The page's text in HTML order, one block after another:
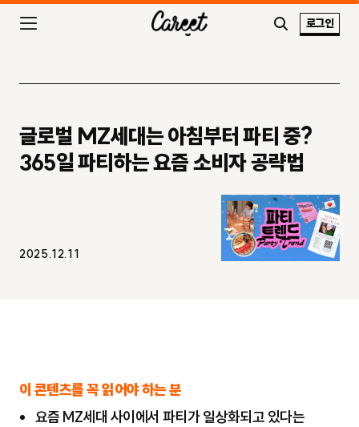
로그인
글로벌 MZ세대는 아침부터 파티 중?
365일 파티하는 요즘 소비자 공략법
2025.12.11
이 콘텐츠를 꼭 읽어야 하는 분
요즘 MZ세대 사이에서 파티가 일상화되고 있다는